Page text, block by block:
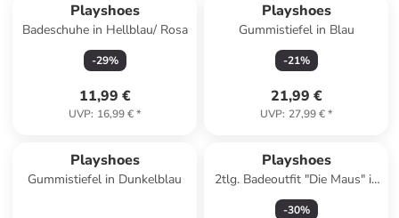
Playshoes
Badeschuhe in Hellblau/ Rosa
-29%
11,99 €
UVP: 16,99 €*
Playshoes
Gummistiefel in Blau
-21%
21,99 €
UVP: 27,99 €*
Playshoes
Gummistiefel in Dunkelblau
Playshoes
2tlg. Badeoutfit "Die Maus" in
Blau
-30%